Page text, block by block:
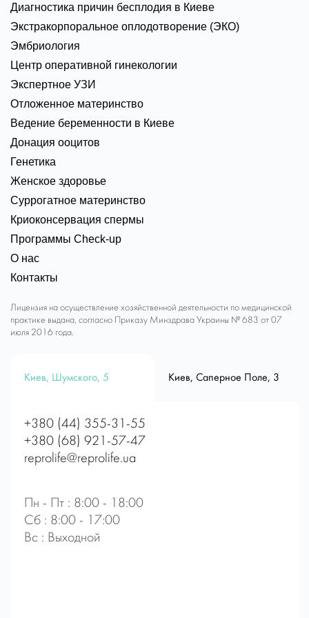
профессионализм специалистов и сервис.
Считаю, что именно в таких условиях и должна
наблюдаться каждая девушка в положении,
условиях максимального комфорта и
первоклассного сервиса, особая
благодарность доктору -Ткаченко Ж.С.
Успехов и хороших клиентов! Процветания и
покорения новых профессиональных
горизонтов. Мы ещё обязательно к Вам
С уважением, Войтенко А.В.
Новак
Хочу поблагодарить Журавлеву Елену
Николаевну, которая, все мои 9 месяцев
(можно сказать) была рядом.
внимательная и чуткая. Большой специалист
Желаю Вам дальнейшего процветания и
успеха во всех начинаниях.
24.11.2021
Диагностика причин бесплодия в Киеве
Экстракорпоральное оплодотворение (ЭКО)
Эмбриология
Центр оперативной гинекологии
Экспертное УЗИ
Отложенное материнство
Ведение беременности в Киеве
Донация ооцитов
Генетика
Женское здоровье
Суррогатное материнство
Криоконсервация спермы
Программы Check-up
О нас
Контакты
Лицензия на осуществление хозяйственной деятельности по медицинской
практике выдана, согласно Приказу Минздрава Украины № 683 от 07
июля 2016 года.
Киев, Шумского, 5 Киев, Саперное Поле, 3
+380 (44) 355-31-55
+380 (68) 921-57-47
reprolife@reprolife.ua
Пн - Пт : 8:00 - 18:00
Сб : 8:00 - 17:00
Вс : Выходной